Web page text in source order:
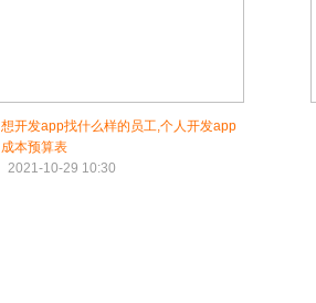
想开发app找什么样的员工,个人开发app
成本预算表
2021-10-29 10:30